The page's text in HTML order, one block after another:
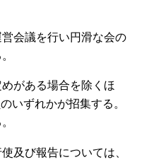
会議を行い円滑な会の
がある場合を除くほ
いずれかが招集する。
及び報告については、